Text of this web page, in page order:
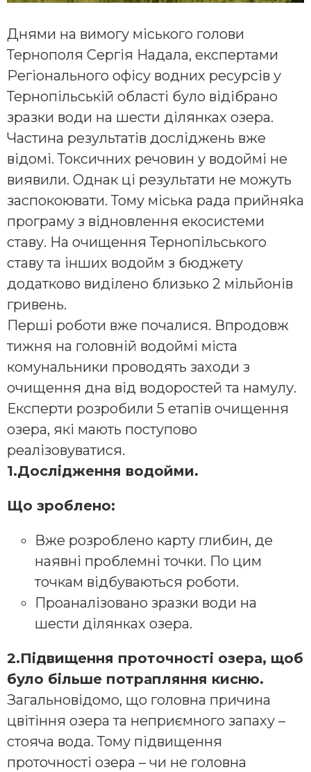
Днями на вимогу міського голови
Тернополя Сергія Надала, експертами
Регіонального офісу водних ресурсів у
Тернопільській області було відібрано
зразки води на шести ділянках озера.
Частина результатів досліджень вже
відомі. Токсичних речовин у водоймі не
виявили. Однак ці результати не можуть
заспокоювати. Тому міська рада прийняkа
програму з відновлення екосистеми
ставу. На очищення Тернопільського
ставу та інших водойм з бюджету
додатково виділено близько 2 мільйонів
гривень.
Перші роботи вже почалися. Впродовж
тижня на головній водоймі міста
комунальники проводять заходи з
очищення дна від водоростей та намулу.
Експерти розробили 5 етапів очищення
озера, які мають поступово
реалізовуватися.
1.Дослідження водойми.
Що зроблено:
Вже розроблено карту глибин, де
наявні проблемні точки. По цим
точкам відбуваються роботи.
Проаналізовано зразки води на
шести ділянках озера.
2.Підвищення проточності озера, щоб
було більше потрапляння кисню.
Загальновідомо, що головна причина
цвітіння озера та неприємного запаху –
стояча вода. Тому підвищення
проточності озера – чи не головна